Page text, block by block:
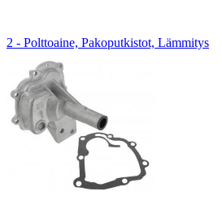
2 - Polttoaine, Pakoputkistot, Lämmitys